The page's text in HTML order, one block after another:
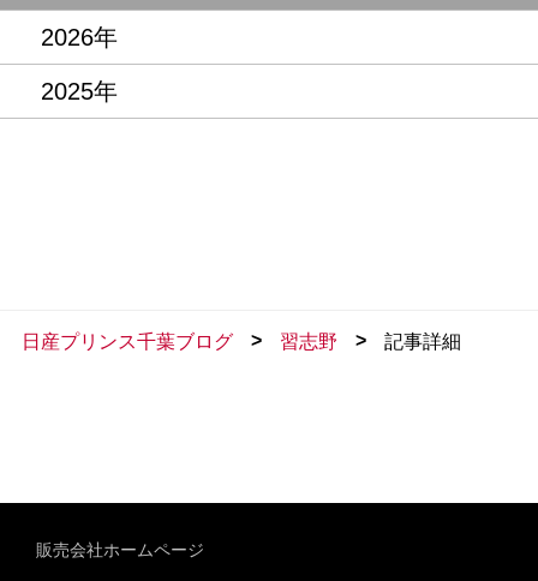
2026年
2025年
日産プリンス千葉ブログ > 習志野 > 記事詳細
販売会社ホームページ